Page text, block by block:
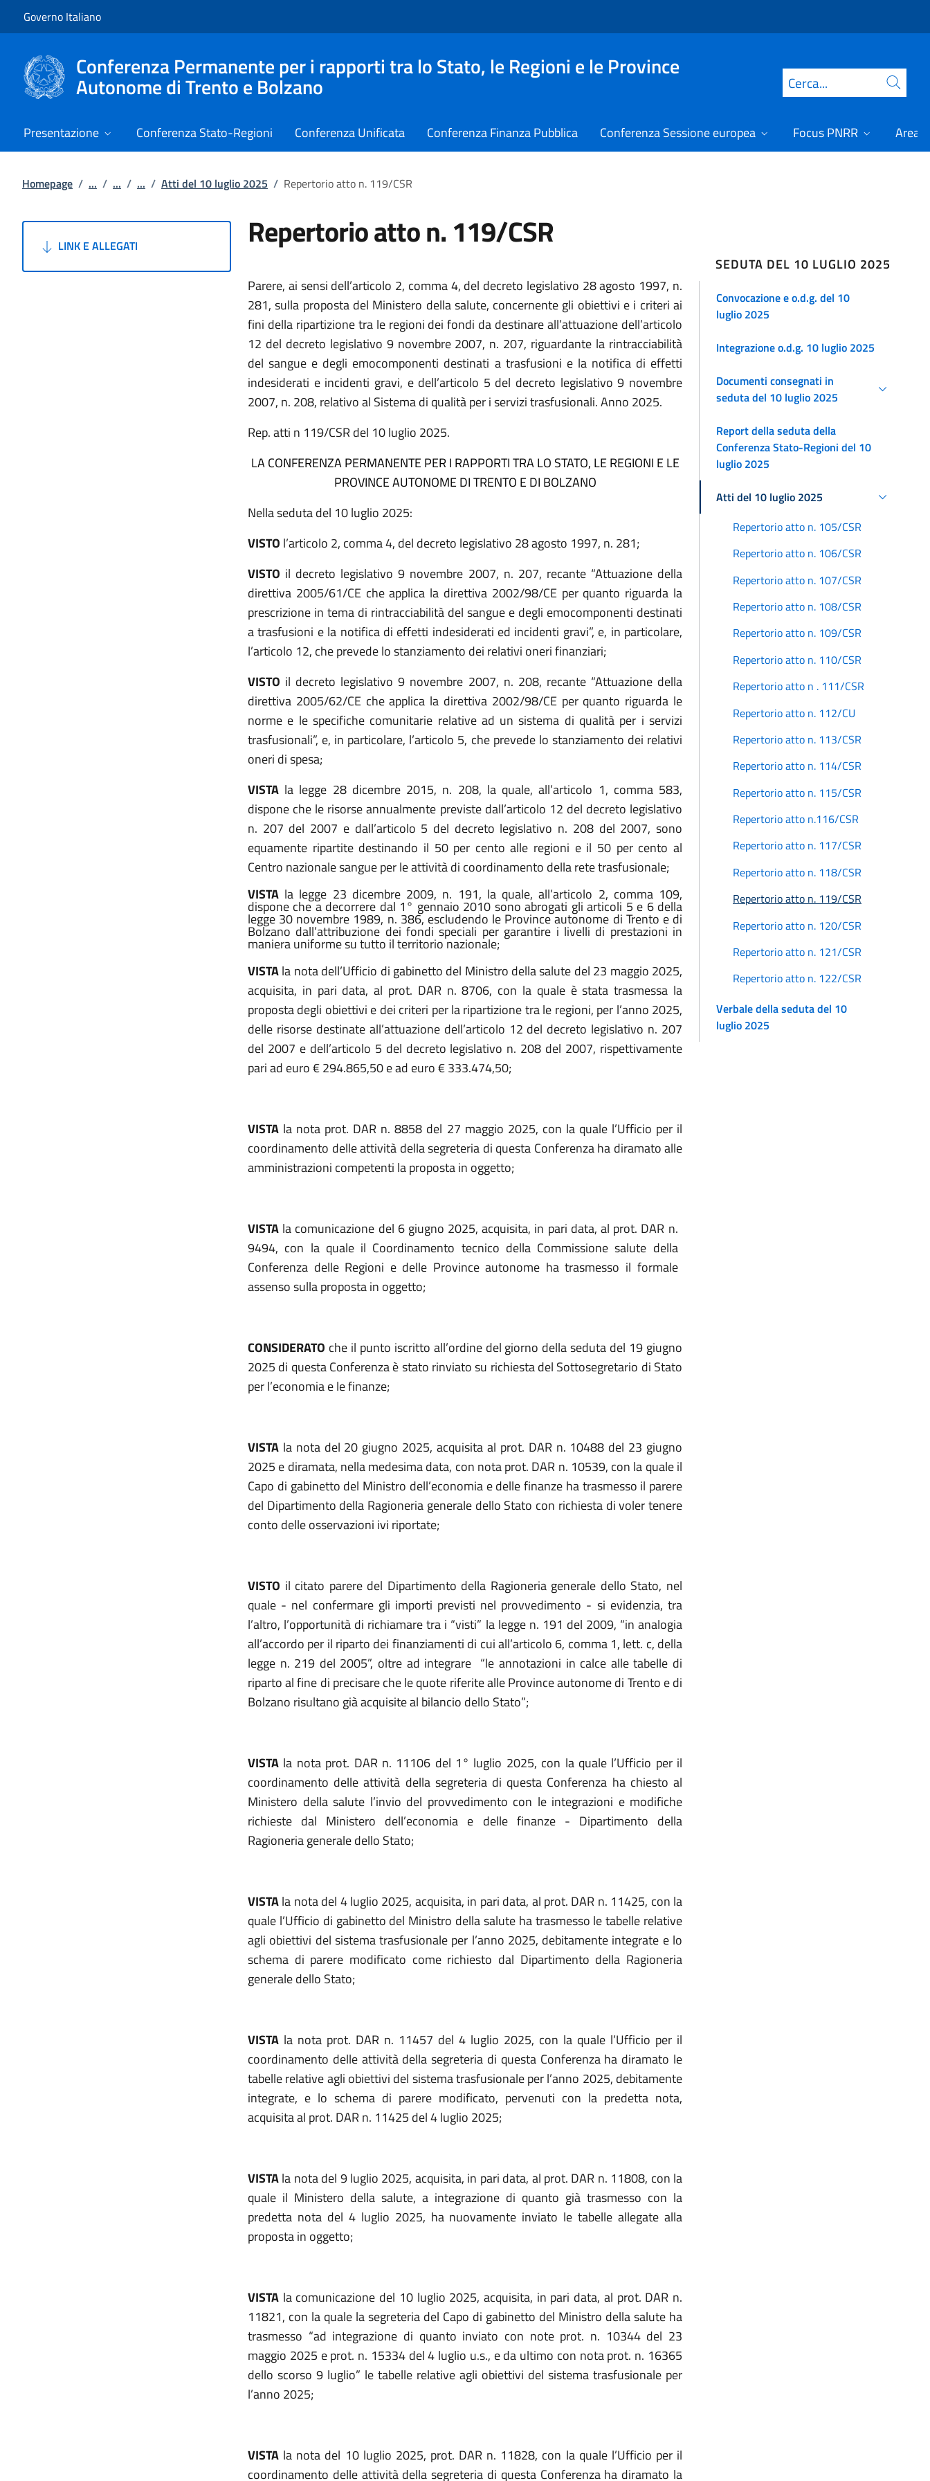
Governo Italiano
Conferenza Permanente per i rapporti tra lo Stato, le Regioni e le Province
Autonome di Trento e Bolzano Cerca
Presentazione Conferenza Stato-Regioni Conferenza Unificata Conferenza Finanza Pubblica Conferenza Sessione europea Focus PNRR Area
Homepage / ... / ... / ... / Atti del 10 luglio 2025 / Repertorio atto n. 119/CSR
LINK E ALLEGATI Repertorio atto n. 119/CSR
Parere, ai sensi dell’articolo 2, comma 4, del decreto legislativo 28 agosto 1997, n.
281, sulla proposta del Ministero della salute, concernente gli obiettivi e i criteri ai
fini della ripartizione tra le regioni dei fondi da destinare all’attuazione dell’articolo
12 del decreto legislativo 9 novembre 2007, n. 207, riguardante la rintracciabilità
del sangue e degli emocomponenti destinati a trasfusioni e la notifica di effetti
indesiderati e incidenti gravi, e dell’articolo 5 del decreto legislativo 9 novembre
2007, n. 208, relativo al Sistema di qualità per i servizi trasfusionali. Anno 2025.
Rep. atti n 119/CSR del 10 luglio 2025.
LA CONFERENZA PERMANENTE PER I RAPPORTI TRA LO STATO, LE REGIONI E LE
PROVINCE AUTONOME DI TRENTO E DI BOLZANO
Nella seduta del 10 luglio 2025:
VISTO l’articolo 2, comma 4, del decreto legislativo 28 agosto 1997, n. 281;
VISTO il decreto legislativo 9 novembre 2007, n. 207, recante “Attuazione della
direttiva 2005/61/CE che applica la direttiva 2002/98/CE per quanto riguarda la
prescrizione in tema di rintracciabilità del sangue e degli emocomponenti destinati
a trasfusioni e la notifica di effetti indesiderati ed incidenti gravi”, e, in particolare,
l’articolo 12, che prevede lo stanziamento dei relativi oneri finanziari;
VISTO il decreto legislativo 9 novembre 2007, n. 208, recante “Attuazione della
direttiva 2005/62/CE che applica la direttiva 2002/98/CE per quanto riguarda le
norme e le specifiche comunitarie relative ad un sistema di qualità per i servizi
trasfusionali”, e, in particolare, l’articolo 5, che prevede lo stanziamento dei relativi
oneri di spesa;
VISTA la legge 28 dicembre 2015, n. 208, la quale, all’articolo 1, comma 583,
dispone che le risorse annualmente previste dall’articolo 12 del decreto legislativo
n. 207 del 2007 e dall’articolo 5 del decreto legislativo n. 208 del 2007, sono
equamente ripartite destinando il 50 per cento alle regioni e il 50 per cento al
Centro nazionale sangue per le attività di coordinamento della rete trasfusionale;
VISTA la legge 23 dicembre 2009, n. 191, la quale, all’articolo 2, comma 109,
dispone che a decorrere dal 1° gennaio 2010 sono abrogati gli articoli 5 e 6 della
legge 30 novembre 1989, n. 386, escludendo le Province autonome di Trento e di
Bolzano dall’attribuzione dei fondi speciali per garantire i livelli di prestazioni in
maniera uniforme su tutto il territorio nazionale;
VISTAla nota dell’Ufficio di gabinetto del Ministro della salute del 23 maggio 2025,
acquisita, in pari data, al prot. DAR n. 8706, con la quale è stata trasmessa la
proposta degli obiettivi e dei criteri per la ripartizione tra le regioni, per l’anno 2025,
delle risorse destinate all’attuazione dell’articolo 12 del decreto legislativo n. 207
del 2007 e dell’articolo 5 del decreto legislativo n. 208 del 2007, rispettivamente
pari ad euro € 294.865,50 e ad euro € 333.474,50;
VISTA la nota prot. DAR n. 8858 del 27 maggio 2025, con la quale l’Ufficio per il
coordinamento delle attività della segreteria di questa Conferenza ha diramato alle
amministrazioni competenti la proposta in oggetto;
VISTA la comunicazione del 6 giugno 2025, acquisita, in pari data, al prot. DAR n.
9494, con la quale il Coordinamento tecnico della Commissione salute della
Conferenza delle Regioni e delle Province autonome ha trasmesso il formale
assenso sulla proposta in oggetto;
CONSIDERATO che il punto iscritto all’ordine del giorno della seduta del 19 giugno
2025 di questa Conferenza è stato rinviato su richiesta del Sottosegretario di Stato
per l’economia e le finanze;
VISTA la nota del 20 giugno 2025, acquisita al prot. DAR n. 10488 del 23 giugno
2025 e diramata, nella medesima data, con nota prot. DAR n. 10539, con la quale il
Capo di gabinetto del Ministro dell’economia e delle finanze ha trasmesso il parere
del Dipartimento della Ragioneria generale dello Stato con richiesta di voler tenere
conto delle osservazioni ivi riportate;
VISTO il citato parere del Dipartimento della Ragioneria generale dello Stato, nel
quale - nel confermare gli importi previsti nel provvedimento - si evidenzia, tra
l’altro, l’opportunità di richiamare tra i “visti” la legge n. 191 del 2009, “in analogia
all’accordo per il riparto dei finanziamenti di cui all’articolo 6, comma 1, lett. c, della
legge n. 219 del 2005”, oltre ad integrare “le annotazioni in calce alle tabelle di
riparto al fine di precisare che le quote riferite alle Province autonome di Trento e di
Bolzano risultano già acquisite al bilancio dello Stato”;
VISTA la nota prot. DAR n. 11106 del 1° luglio 2025, con la quale l’Ufficio per il
coordinamento delle attività della segreteria di questa Conferenza ha chiesto al
Ministero della salute l’invio del provvedimento con le integrazioni e modifiche
richieste dal Ministero dell’economia e delle finanze - Dipartimento della
Ragioneria generale dello Stato;
VISTAla nota del 4 luglio 2025, acquisita, in pari data, al prot. DAR n. 11425, con la
quale l’Ufficio di gabinetto del Ministro della salute ha trasmesso le tabelle relative
agli obiettivi del sistema trasfusionale per l’anno 2025, debitamente integrate e lo
schema di parere modificato come richiesto dal Dipartimento della Ragioneria
generale dello Stato;
VISTA la nota prot. DAR n. 11457 del 4 luglio 2025, con la quale l’Ufficio per il
coordinamento delle attività della segreteria di questa Conferenza ha diramato le
tabelle relative agli obiettivi del sistema trasfusionale per l’anno 2025, debitamente
integrate, e lo schema di parere modificato, pervenuti con la predetta nota,
acquisita al prot. DAR n. 11425 del 4 luglio 2025;
VISTAla nota del 9 luglio 2025, acquisita, in pari data, al prot. DAR n. 11808, con la
quale il Ministero della salute, a integrazione di quanto già trasmesso con la
predetta nota del 4 luglio 2025, ha nuovamente inviato le tabelle allegate alla
proposta in oggetto;
VISTA la comunicazione del 10 luglio 2025, acquisita, in pari data, al prot. DAR n.
11821, con la quale la segreteria del Capo di gabinetto del Ministro della salute ha
trasmesso “ad integrazione di quanto inviato con note prot. n. 10344 del 23
maggio 2025 e prot. n. 15334 del 4 luglio u.s., e da ultimo con nota prot. n. 16365
dello scorso 9 luglio” le tabelle relative agli obiettivi del sistema trasfusionale per
l’anno 2025;
VISTA la nota del 10 luglio 2025, prot. DAR n. 11828, con la quale l’Ufficio per il
coordinamento delle attività della segreteria di questa Conferenza ha diramato la
SEDUTA DEL 10 LUGLIO 2025
Convocazione e o.d.g. del 10
luglio 2025
Integrazione o.d.g. 10 luglio 2025
Documenti consegnati in
seduta del 10 luglio 2025
Report della seduta della
Conferenza Stato-Regioni del 10
luglio 2025
Atti del 10 luglio 2025
Repertorio atto n. 105/CSR
Repertorio atto n. 106/CSR
Repertorio atto n. 107/CSR
Repertorio atto n. 108/CSR
Repertorio atto n. 109/CSR
Repertorio atto n. 110/CSR
Repertorio atto n . 111/CSR
Repertorio atto n. 112/CU
Repertorio atto n. 113/CSR
Repertorio atto n. 114/CSR
Repertorio atto n. 115/CSR
Repertorio atto n.116/CSR
Repertorio atto n. 117/CSR
Repertorio atto n. 118/CSR
Repertorio atto n. 119/CSR
Repertorio atto n. 120/CSR
Repertorio atto n. 121/CSR
Repertorio atto n. 122/CSR
Verbale della seduta del 10
luglio 2025